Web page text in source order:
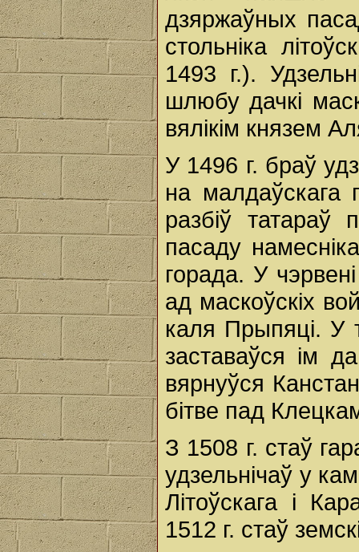
дзяржаўных
стольніка
1493 г.).
шлюбу дачкі
вялікім князем
У 1496 г. браў
на малдаўскага
разбіў
пасаду
горада. У
ад маскоўскіх
каля Прыпяці. У
заставаўся ім
вярнуўся
бітве пад
З 1508 г. стаў
удзельнічаў у
Літоўскага і
1512 г. стаў